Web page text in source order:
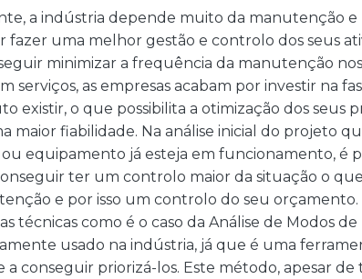
a indústria depende muito da manutenção e
fazer uma melhor gestão e controlo dos seus
minimizar a frequência da manutenção
serviços, as empresas acabam por investir na
existir, o que possibilita a otimização dos seus
maior fiabilidade. Na análise inicial do projeto
ou equipamento já esteja em funcionamento, é
ter um controlo maior da situação o
e por isso um controlo do seu orçamento.
técnicas como é o caso da Análise de Modos
usado na indústria, já que é uma
a conseguir priorizá-los. Este método, apesar